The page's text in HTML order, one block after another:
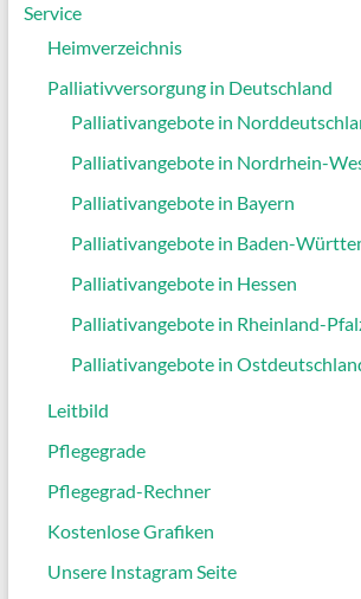
Service
Heimverzeichnis
Palliativversorgung in Deutschland
Palliativangebote in
Palliativangebote in Nordrhein-
Palliativangebote in Bayern
Palliativangebote in Baden-
Palliativangebote in Hessen
Palliativangebote in Rheinland-
Palliativangebote in
Leitbild
Pflegegrade
Pflegegrad-Rechner
Kostenlose Grafiken
Unsere Instagram Seite